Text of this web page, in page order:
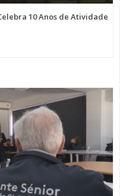
10 Anos de Atividade